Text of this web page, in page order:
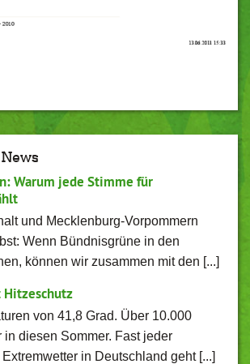
Warum jede Stimme für
und Mecklenburg-Vorpommern
Wenn Bündnisgrüne in den
können wir zusammen mit den [...]
Hitzeschutz
von 41,8 Grad. Über 10.000
in diesen Sommer. Fast jeder
in Deutschland geht [...]